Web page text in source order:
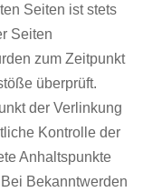
Seiten ist stets
Seiten
zum Zeitpunkt
überprüft.
der Verlinkung
Kontrolle der
Anhaltspunkte
Bekanntwerden